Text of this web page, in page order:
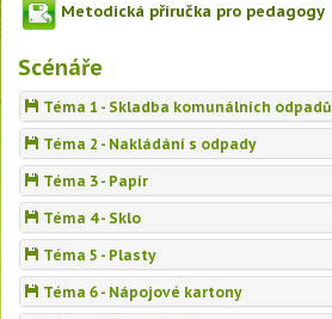
Metodická příručka pro pedagogy
Scénáře
Téma 1 - Skladba komunálních odpadů
Téma 2 - Nakládání s odpady
Téma 3 - Papír
Téma 4 - Sklo
Téma 5 - Plasty
Téma 6 - Nápojové kartony